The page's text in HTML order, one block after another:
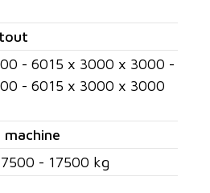
- 6015 x 3000 x 3000 -
- 6015 x 3000 x 3000
- 17500 kg